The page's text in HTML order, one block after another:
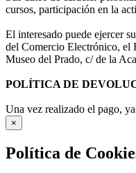
cursos, participación en la
El interesado puede ejercer
del Comercio Electrónico, el
Museo del Prado, c/ de la
POLÍTICA DE
Una vez realizado el pago,
×
Política de